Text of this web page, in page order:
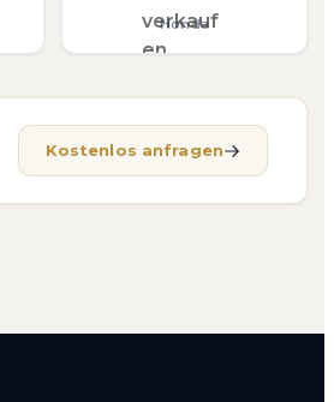
Honda
Kostenlos anfragen